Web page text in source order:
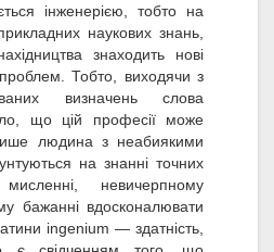
інженерією, тобто на
наукових знань,
знаходить нові
Тобто, виходячи з
визначень слова
що цій професії може
людина з неабиякими
на знанні точних
невичерпному
бажанні вдосконалювати
ingenium — здатність,